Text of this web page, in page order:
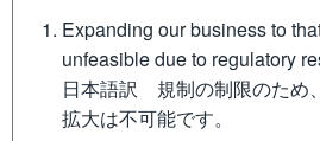
Expanding our business to
unfeasible due to regulatory
日本語訳 規制の制限のため
拡大は不可能です。